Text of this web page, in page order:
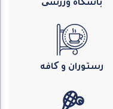
باشگاه ورزشی
رستوران و کافه